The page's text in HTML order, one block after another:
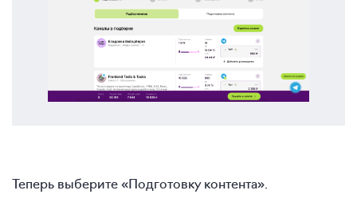
Теперь выберите «Подготовку контента».